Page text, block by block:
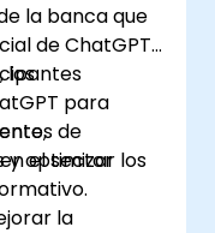
la banca que
de ChatGPT
para
y optimizar los
los
de
el sector
la